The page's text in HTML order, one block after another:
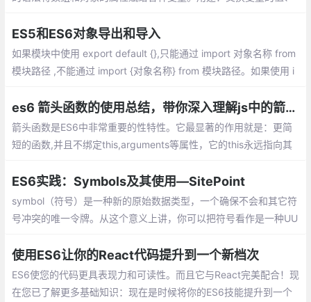
的默认值...
ES5和ES6对象导出和导入
如果模块中使用 export default {},只能通过 import 对象名称 from
模块路径 ,不能通过 import {对象名称} from 模块路径。如果使用 i
es6 箭头函数的使用总结，带你深入理解js中的箭头函数
箭头函数是ES6中非常重要的性特性。它最显著的作用就是：更简
短的函数,并且不绑定this,arguments等属性，它的this永远指向其
函数。
ES6实践：Symbols及其使用—SitePoint
symbol（符号）是一种新的原始数据类型，一个确保不会和其它符
号冲突的唯一令牌。从这个意义上讲，你可以把符号看作是一种UU
能用它做些什么。
使用ES6让你的React代码提升到一个新档次
ES6使您的代码更具表现力和可读性。而且它与React完美配合！现
在您已了解更多基础知识：现在是时候将你的ES6技能提升到一个